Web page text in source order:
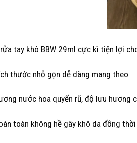
rửa tay khô BBW 29ml cực kì tiện lợi
thước nhỏ gọn dễ dàng mang theo
nước hoa quyến rũ, độ lưu hương
toàn không hề gây khô da đồng